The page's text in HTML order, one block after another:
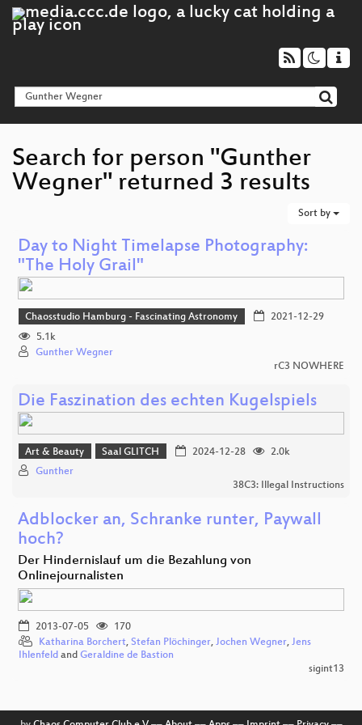
Search for person "Gunther
Wegner" returned 3 results
Sort by
Day to Night Timelapse Photography:
"The Holy Grail"
Chaosstudio Hamburg - Fascinating Astronomy
2021-12-29
5.1k
Gunther Wegner
rC3 NOWHERE
Die Faszination des echten Kugelspiels
Art & Beauty Saal GLITCH 2024-12-28
2.0k
Gunther
38C3: Illegal Instructions
Adblocker an, Schranke runter, Paywall
hoch?
Der Hindernislauf um die Bezahlung von
Onlinejournalisten
2013-07-05
170
Katharina Borchert, Stefan Plöchinger, Jochen Wegner, Jens
Ihlenfeld and Geraldine de Bastion
sigint13